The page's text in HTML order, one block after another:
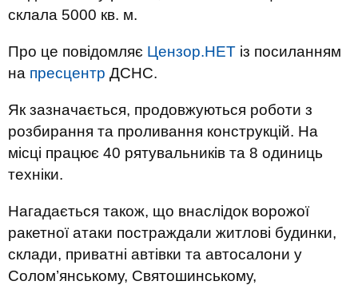
склала 5000 кв. м.
Про це повідомляє Цензор.НЕТ із посиланням
на пресцентр ДСНС.
Як зазначається, продовжуються роботи з
розбирання та проливання конструкцій. На
місці працює 40 рятувальників та 8 одиниць
техніки.
Нагадається також, що внаслідок ворожої
ракетної атаки постраждали житлові будинки,
склади, приватні автівки та автосалони у
Солом’янському, Святошинському,